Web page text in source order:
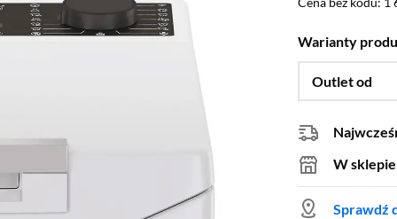
Warianty
Outlet od
W
Sprawdź